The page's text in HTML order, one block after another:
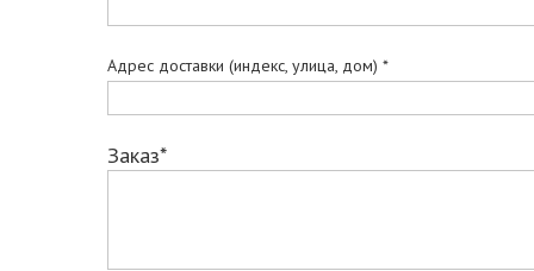
Адрес доставки (индекс, улица, дом) *
Заказ*